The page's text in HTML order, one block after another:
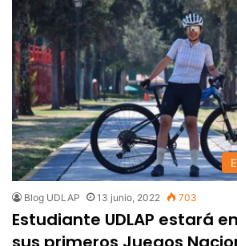
Blog UDLAP 13 junio, 2022 703
Estudiante UDLAP estará en